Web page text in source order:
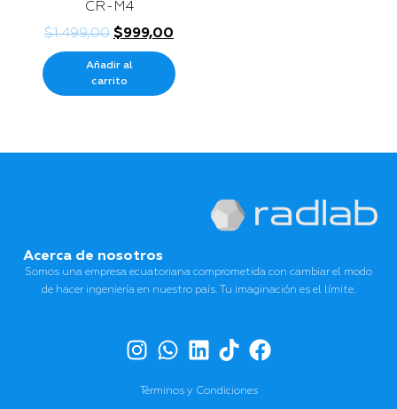
CR-M4
$1.499,00 $999,00
Añadir al
carrito
Acerca de nosotros
Somos una empresa ecuatoriana comprometida con cambiar el modo
de hacer ingeniería en nuestro país. Tu imaginación es el límite.
Términos y Condiciones